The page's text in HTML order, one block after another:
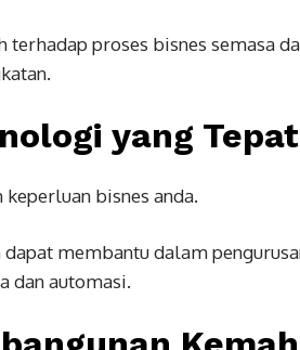
proses bisnes semasa
yang Tepat
bisnes anda.
membantu dalam
dan automasi.